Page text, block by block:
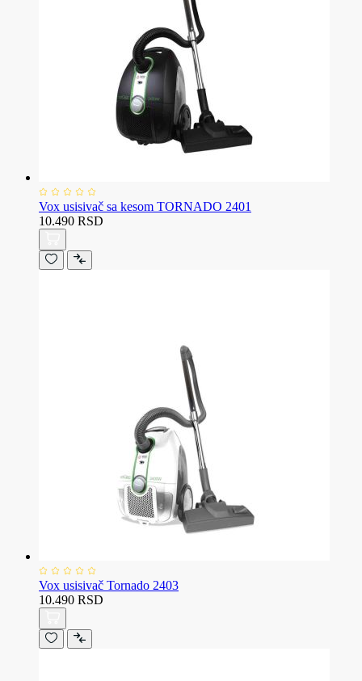
Vox usisivač sa kesom TORNADO 2401
10.490 RSD
Vox usisivač Tornado 2403
10.490 RSD